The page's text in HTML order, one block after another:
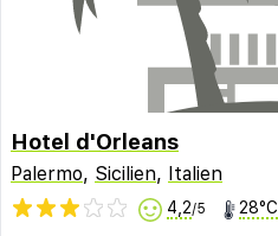
Hotel d'Orleans
Palermo, Sicilien, Italien
4,2/5 28°C